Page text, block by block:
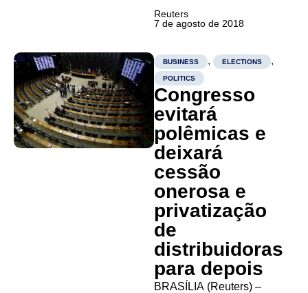
Samarco prevê obter em
2019 todas as licenças
sua produção de minério de
ferro em Mariana (MG), onde
uma de suas barragens de
rejeitos se rompeu,
causando a...
Reuters
7 de agosto de 2018
BUSINESS , ELECTIONS ,
POLITICS
Congresso
evitará
polêmicas e
deixará
cessão
onerosa e
privatização
de
distribuidoras
para depois
BRASÍLIA (Reuters) –